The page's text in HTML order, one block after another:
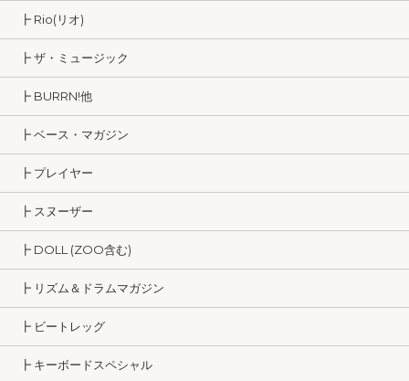
┣ Rio(リオ)
┣ ザ・ミュージック
┣ BURRN!他
┣ ベース・マガジン
┣ プレイヤー
┣ スヌーザー
┣ DOLL (ZOO含む)
┣ リズム＆ドラムマガジン
┣ ビートレッグ
┣ キーボードスペシャル